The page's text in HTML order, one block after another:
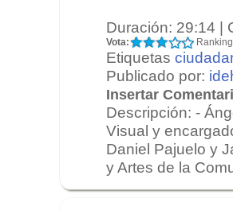
Duración: 29:14 |
Vota:
Etiquetas
Publicado por:
Insertar
Descripción: -
Visual y
Daniel Pajuelo y
y Artes de la